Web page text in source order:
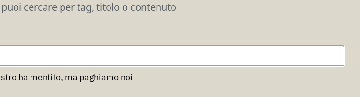
cercare per tag, titolo o contenuto
ha mentito, ma paghiamo noi